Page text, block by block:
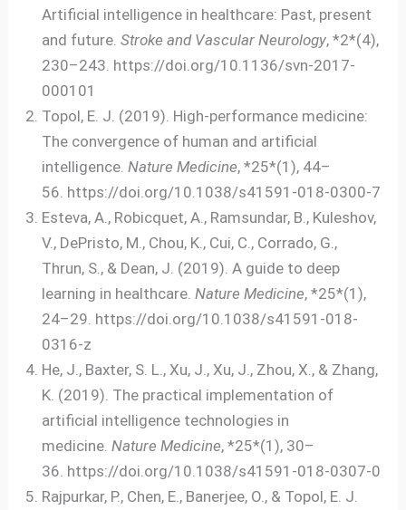
Artificial intelligence in healthcare: Past, present
and future.Stroke and Vascular Neurology, *2*(4),
230–243. https://doi.org/10.1136/svn-2017-
000101
Topol, E. J. (2019). High-performance medicine:
The convergence of human and artificial
intelligence.Nature Medicine, *25*(1), 44–
56. https://doi.org/10.1038/s41591-018-0300-7
Esteva, A., Robicquet, A., Ramsundar, B., Kuleshov,
V., DePristo, M., Chou, K., Cui, C., Corrado, G.,
Thrun, S., & Dean, J. (2019). A guide to deep
learning in healthcare.Nature Medicine, *25*(1),
24–29. https://doi.org/10.1038/s41591-018-
0316-z
He, J., Baxter, S. L., Xu, J., Xu, J., Zhou, X., & Zhang,
K. (2019). The practical implementation of
artificial intelligence technologies in
medicine.Nature Medicine, *25*(1), 30–
36. https://doi.org/10.1038/s41591-018-0307-0
Rajpurkar, P., Chen, E., Banerjee, O., & Topol, E. J.